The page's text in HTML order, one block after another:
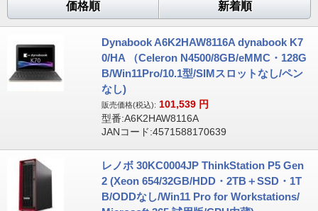
価格順 新着順
Dynabook A6K2HAW8116A dynabook K7
0/HA （Celeron N4500/8GB/eMMC・128G
B/Win11Pro/10.1型/SIMスロットなし/ペン
なし)
販売価格(税込): 101,539 円
型番:A6K2HAW8116A
JANコード:4571588170639
レノボ 30KC0004JP ThinkStation P5 Gen
2 (Xeon 654/32GB/HDD・2TB＋SSD・1T
B/ODDなし/Win11 Pro for Workstations/